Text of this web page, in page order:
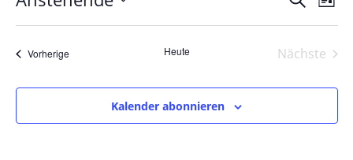
Suche
und
Liste
Datum
wählen.
VorherigeVeranstaltungen Heute
Nächste
Kalender abonnieren